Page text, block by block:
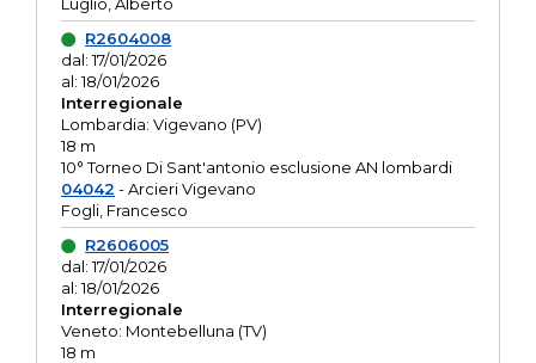
R2604008
dal: 17/01/2026
al: 18/01/2026
Interregionale
Lombardia: Vigevano (PV)
18 m
10° Torneo Di Sant'antonio esclusione AN lombardi
04042 - Arcieri Vigevano
Fogli, Francesco
R2606005
dal: 17/01/2026
al: 18/01/2026
Interregionale
Veneto: Montebelluna (TV)
18 m